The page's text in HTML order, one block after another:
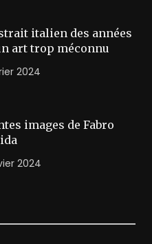
italien des années
art trop méconnu
2024
images de Fabro
2024